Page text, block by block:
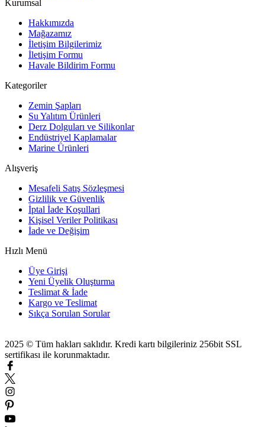
Kurumsal
Hakkımızda
Mağazamız
İletişim Bilgilerimiz
İletişim Formu
Havale Bildirim Formu
Kategoriler
Zemin Şapları
Su Yalıtım Ürünleri
Derz Dolguları ve Silikonlar
Endüstriyel Kaplamalar
Marine Ürünleri
Alışveriş
Mesafeli Satış Sözleşmesi
Gizlilik ve Güvenlik
İptal İade Koşullari
Kişisel Veriler Politikası
İade ve Değişim
Hızlı Menü
Üye Girişi
Yeni Üyelik Oluşturma
Teslimat & İade
Kargo ve Teslimat
Sıkça Sorulan Sorular
2025 © Tüm hakları saklıdır. Kredi kartı bilgileriniz 256bit SSL
sertifikası ile korunmaktadır.